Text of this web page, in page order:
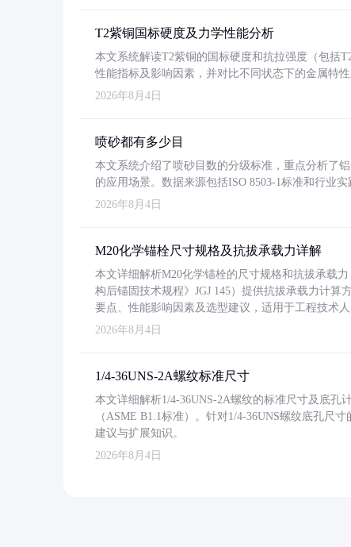
T2紫铜国标硬度及力学性能分析
本文系统解读T2紫铜的国标硬度和抗拉强度（包括
性能指标及影响因素，并对比不同状态下的金属特
2026年8月4日
喷砂都有多少目
本文系统介绍了喷砂目数的分级标准，重点分析了
的应用场景。数据来源包括ISO 8503-1标准和行业
2026年8月4日
M20化学锚栓尺寸规格及抗拔承载力详解
本文详细解析M20化学锚栓的尺寸规格和抗拔承载
构后锚固技术规程》JGJ 145）提供抗拔承载力计算
要点、性能影响因素及选型建议，适用于工程技术人
2026年8月4日
1/4-36UNS-2A螺纹标准尺寸
本文详细解析1/4-36UNS-2A螺纹的标准尺寸及底
（ASME B1.1标准）。针对1/4-36UNS螺纹底孔尺
建议与扩展知识。
2026年8月4日